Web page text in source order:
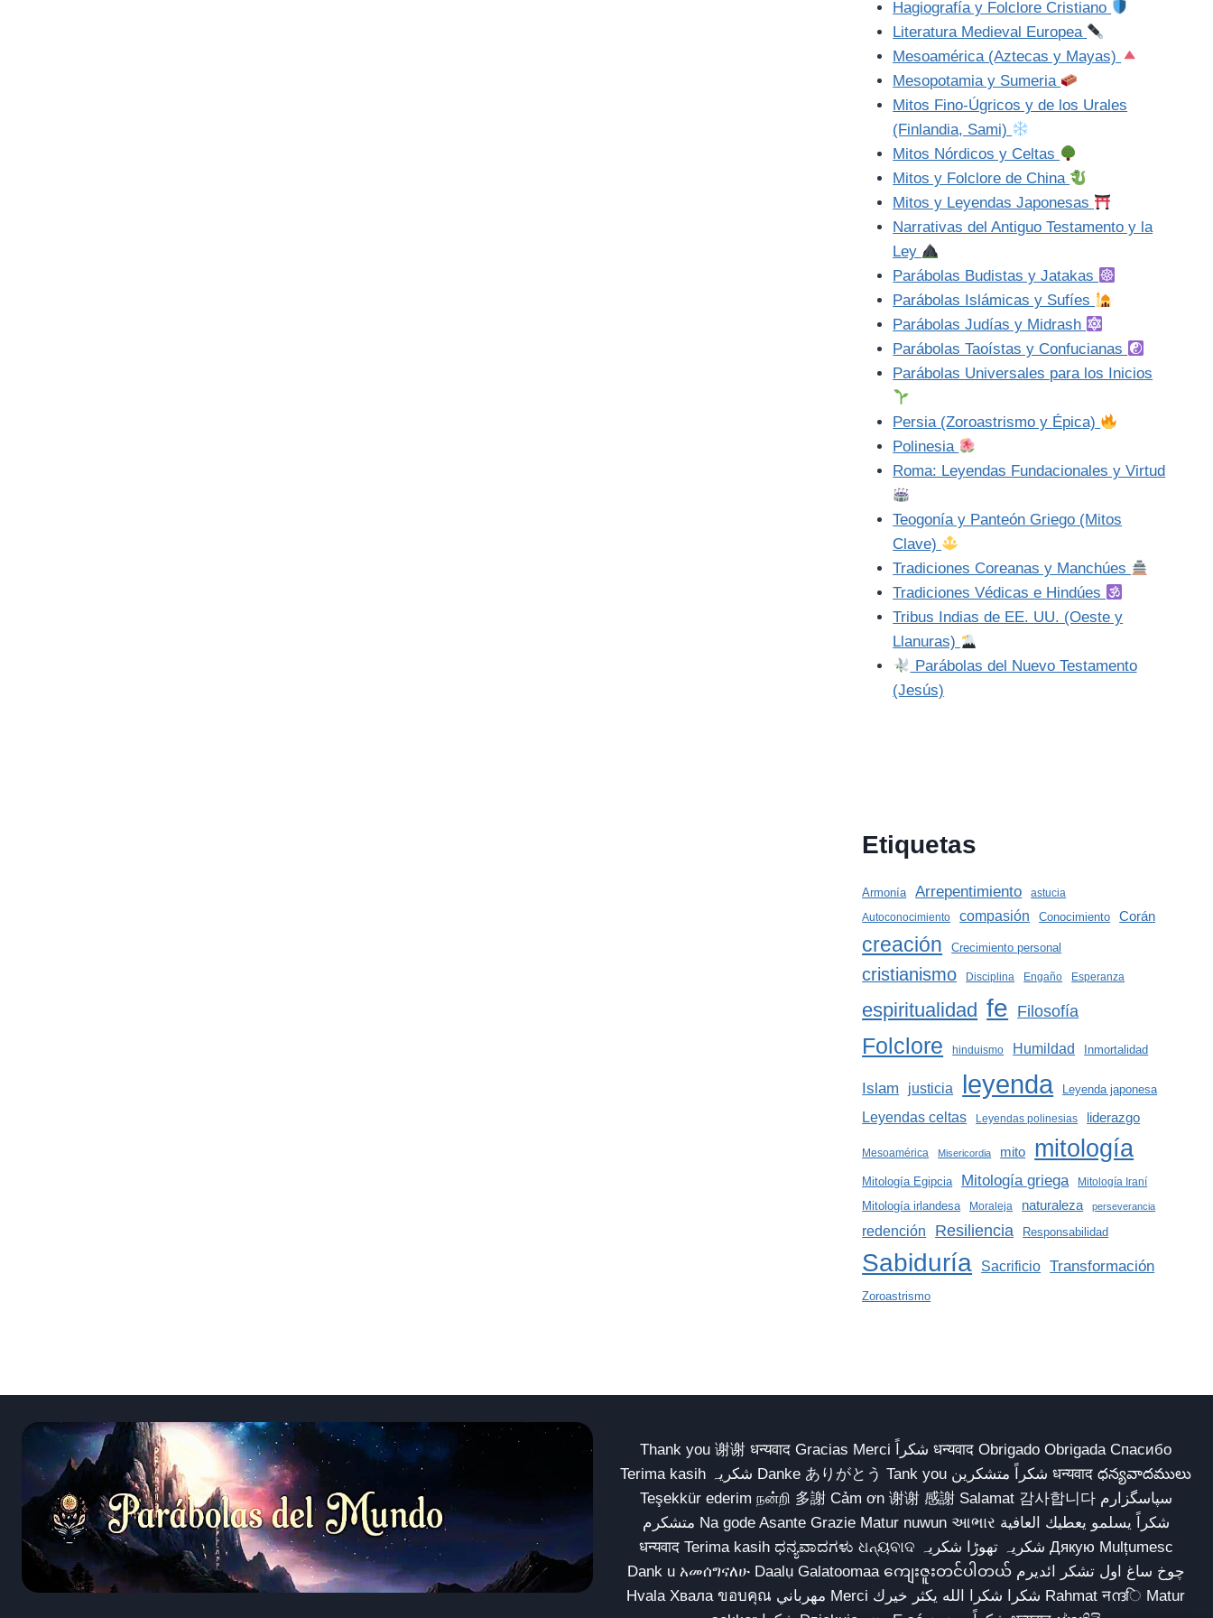
Hagiografía y Folclore Cristiano
Literatura Medieval Europea
Mesoamérica (Aztecas y Mayas)
Mesopotamia y Sumeria
Mitos Fino-Úgricos y de los Urales
(Finlandia, Sami)
Mitos Nórdicos y Celtas
Mitos y Folclore de China
Mitos y Leyendas Japonesas
Narrativas del Antiguo Testamento y la
Ley
Parábolas Budistas y Jatakas
Parábolas Islámicas y Sufíes
Parábolas Judías y Midrash
Parábolas Taoístas y Confucianas
Parábolas Universales para los Inicios
Persia (Zoroastrismo y Épica)
Polinesia
Roma: Leyendas Fundacionales y Virtud
Teogonía y Panteón Griego (Mitos
Clave)
Tradiciones Coreanas y Manchúes
Tradiciones Védicas e Hindúes
Tribus Indias de EE. UU. (Oeste y
Llanuras)
Parábolas del Nuevo Testamento
(Jesús)
Etiquetas
Armonía Arrepentimiento
astucia
Autoconocimiento
compasión Conocimiento Corán
creación Crecimiento personal
cristianismo Disciplina Engaño Esperanza
espiritualidad fe Filosofía
Folclore hinduismo Humildad Inmortalidad
Islam justicia leyenda Leyenda japonesa
Leyendas celtas Leyendas polinesias liderazgo
Mesoamérica Misericordia mito mitología
Mitología Egipcia Mitología griega Mitología Iraní
Mitología irlandesa Moraleja naturaleza perseverancia
redención Resiliencia Responsabilidad
Sabiduría Sacrificio Transformación
Zoroastrismo
Thank you 谢谢 धन्यवाद Gracias Merci شكراً धन्यवाद Obrigado Obrigada Спасибо
Terima kasih شکریہ Danke ありがとう Tank you شكراً متشكرين धन्यवाद ధన్యవాదములు
Teşekkür ederim நன்றி 多謝 Cảm ơn 谢谢 感謝 Salamat 감사합니다 سپاسگزارم
متشکرم Na gode Asante Grazie Matur nuwun આભાર شكراً يسلمو يعطيك العافية
धन्यवाद Terima kasih ಧನ್ಯವಾದಗಳು ଧନ୍ୟବାଦ شکریہ تھوڑا شکریہ Дякую Mulțumesc
Dank u አመሰግናለሁ Daalụ Galatoomaa ကျေးဇူးတင်ပါတယ် چوخ ساغ اول تشکر ائدیرم
Hvala Хвала ขอบคุณ مهرباني Merci شكرا شكرا الله يكثر خيرك Rahmat नന്ദि Matur